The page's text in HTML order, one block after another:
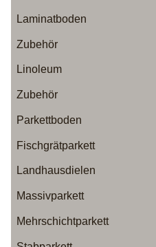
Laminatboden
Zubehör
Linoleum
Zubehör
Parkettboden
Fischgrätparkett
Landhausdielen
Massivparkett
Mehrschichtparkett